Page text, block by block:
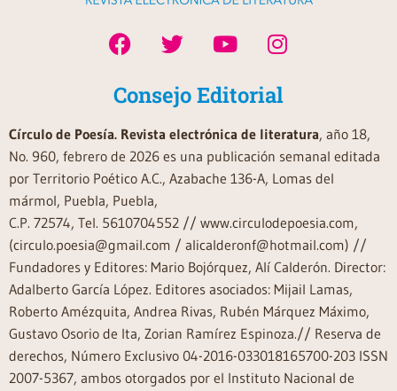
Consejo Editorial
Círculo de Poesía. Revista electrónica de literatura, año 18,
No. 960, febrero de 2026 es una publicación semanal editada
por Territorio Poético A.C., Azabache 136-A, Lomas del
mármol, Puebla, Puebla,
C.P. 72574, Tel. 5610704552 // www.circulodepoesia.com,
(circulo.poesia@gmail.com / alicalderonf@hotmail.com) //
Fundadores y Editores: Mario Bojórquez, Alí Calderón. Director:
Adalberto García López. Editores asociados: Mijail Lamas,
Roberto Amézquita, Andrea Rivas, Rubén Márquez Máximo,
Gustavo Osorio de Ita, Zorian Ramírez Espinoza.// Reserva de
derechos, Número Exclusivo 04-2016-033018165700-203 ISSN
2007-5367, ambos otorgados por el Instituto Nacional de